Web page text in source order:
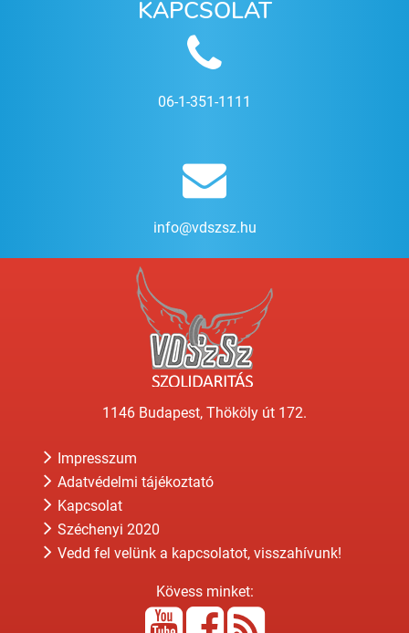
KAPCSOLAT
06-1-351-1111
info@vdszsz.hu
1146 Budapest, Thököly út 172.
Impresszum
Adatvédelmi tájékoztató
Kapcsolat
Széchenyi 2020
Vedd fel velünk a kapcsolatot, visszahívunk!
Kövess minket: